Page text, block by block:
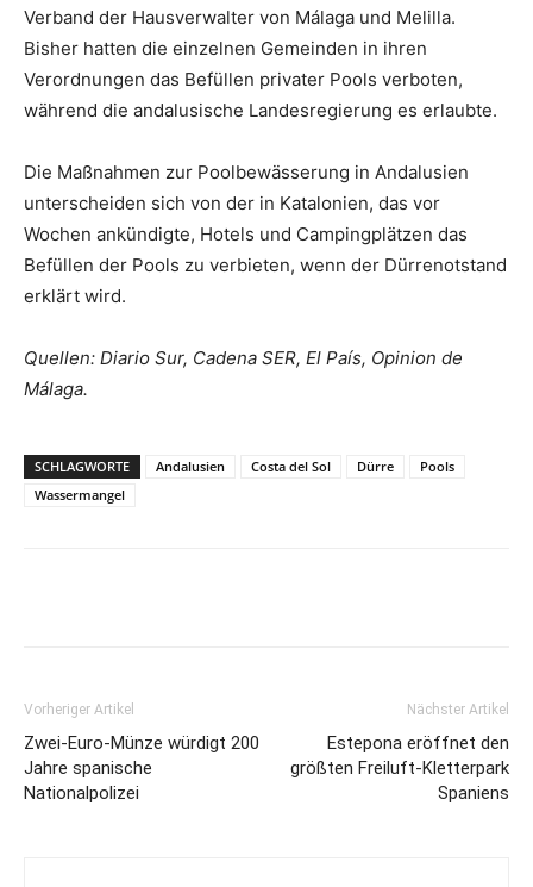
Verband der Hausverwalter von Málaga und Melilla.
Bisher hatten die einzelnen Gemeinden in ihren
Verordnungen das Befüllen privater Pools verboten,
während die andalusische Landesregierung es erlaubte.
Die Maßnahmen zur Poolbewässerung in Andalusien
unterscheiden sich von der in Katalonien, das vor
Wochen ankündigte, Hotels und Campingplätzen das
Befüllen der Pools zu verbieten, wenn der Dürrenotstand
erklärt wird.
Quellen: Diario Sur, Cadena SER, El País, Opinion de
Málaga.
SCHLAGWORTE Andalusien Costa del Sol Dürre
Pools
Wassermangel
Vorheriger Artikel
Zwei-Euro-Münze würdigt 200
Jahre spanische
Nationalpolizei
Nächster Artikel
Estepona eröffnet den
größten Freiluft-Kletterpark
Spaniens